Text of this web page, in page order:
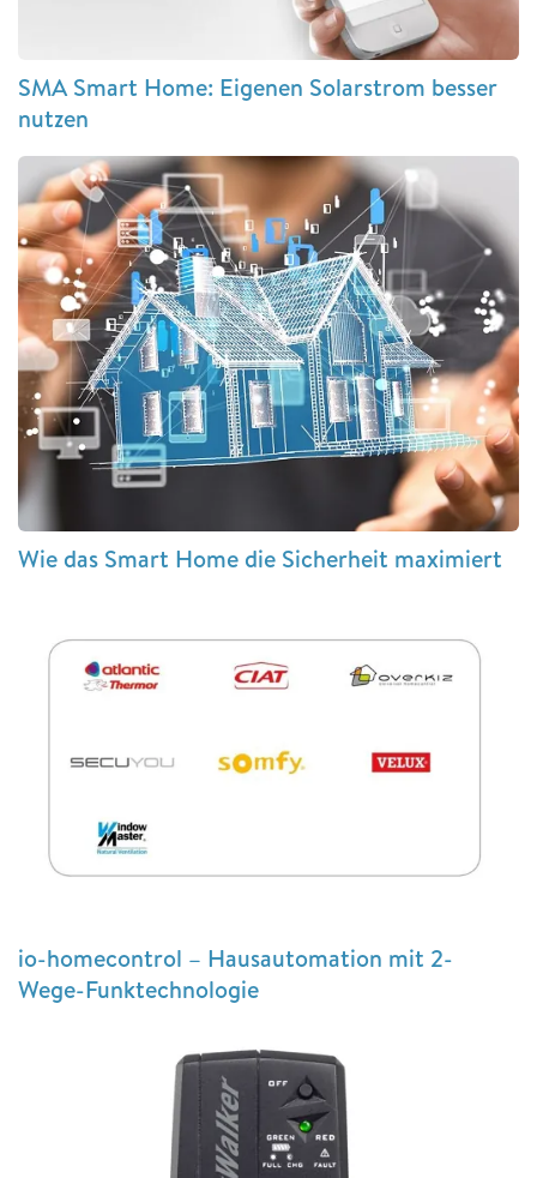
SMA Smart Home: Eigenen Solarstrom besser
nutzen
Wie das Smart Home die Sicherheit maximiert
io-homecontrol – Hausautomation mit 2-
Wege-Funktechnologie